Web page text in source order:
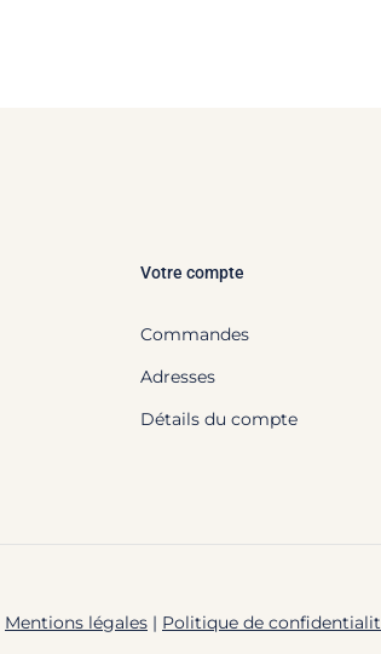
Votre compte
Commandes
Adresses
Détails du compte
Mentions légales | Politique de